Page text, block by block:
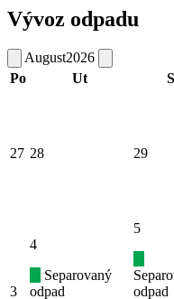
Vývoz odpadu
August2026
Po
Ut
27 28 29
3
4
Separovaný
odpad
5
odpad